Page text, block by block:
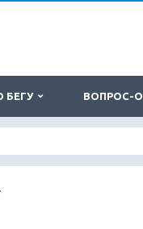
БЕГУ ВОПРОС-